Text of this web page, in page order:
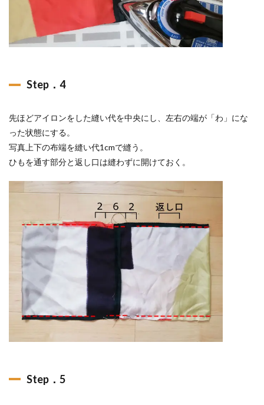
Step．4
先ほどアイロンをした縫い代を中央にし、左右の端が「わ」にな
った状態にする。
写真上下の布端を縫い代1cmで縫う。
ひもを通す部分と返し口は縫わずに開けておく。
Step．5